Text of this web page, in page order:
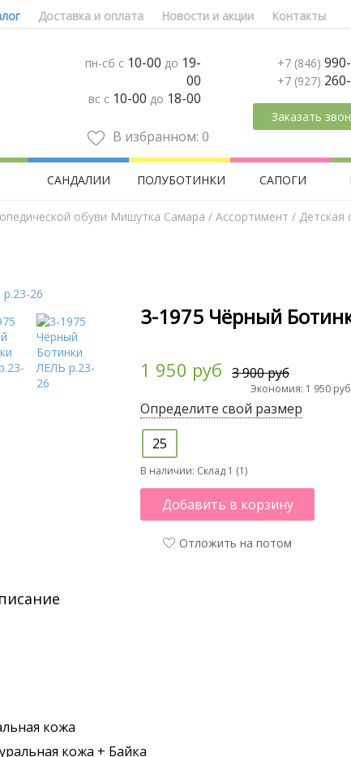
Доставка и оплата Новости и акции Контакты
пн-сб с 10-00 до 19-
00
вс с 10-00 до 18-00
В избранном: 0
+7 (846)
+7 (927)
Заказать
САНДАЛИИ ПОЛУБОТИНКИ САПОГИ
обуви Мишутка Самара / Aссортимент / Детская
3-1975 Чёрный
1 950 руб 3 900 руб
Экономия: 1 950 руб
Определите свой размер
25
В наличии: Склад 1 (1)
Добавить в корзину
Отложить на потом
кожа
кожа + Байка